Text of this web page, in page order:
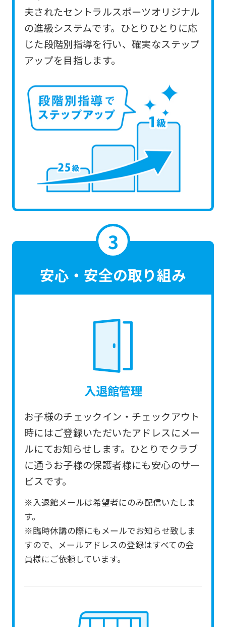
夫されたセントラルスポーツオリジナル
の進級システムです。ひとりひとりに応
じた段階別指導を行い、確実なステップ
アップを目指します。
安心・安全の取り組み
入退館管理
お子様のチェックイン・チェックアウト
時にはご登録いただいたアドレスにメー
ルにてお知らせします。ひとりでクラブ
に通うお子様の保護者様にも安心のサー
ビスです。
※入退館メールは希望者にのみ配信いたしま
す。
※臨時休講の際にもメールでお知らせ致しま
すので、メールアドレスの登録はすべての会
員様にご依頼しています。
you
use
an
automatic
translation
service,
the
Japanese
version
of
this
website
be
translated
mechanically,
it
may
be
an
translation.
The
may
differ
from
the
content.
ask
that
fully
this